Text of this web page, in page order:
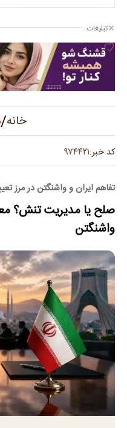
تبلیغات
خانه/
کد خبر:۹۷۴۴۲۱
تفاهم ایران و واشنگتن در مرز
صلح یا مدیریت تنش؟
واشنگتن